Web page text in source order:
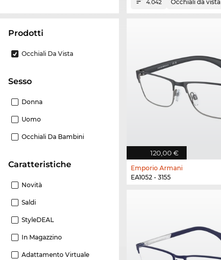
Prodotti
Occhiali Da Vista
Sesso
Donna
Uomo
Occhiali Da Bambini
Caratteristiche
Novità
Saldi
StyleDEAL
In Magazzino
Adattamento Virtuale
4.042 Occhiali da vista
120,00 €
Emporio Armani
EA1052 - 3155